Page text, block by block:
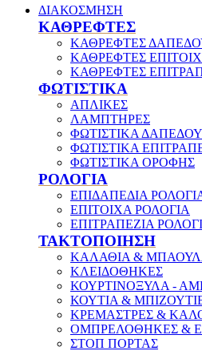
ΔΙΑΚΟΣΜΗΣΗ
ΚΑΘΡΕΦΤΕΣ
ΚΑΘΡΕΦΤΕΣ
ΚΑΘΡΕΦΤΕΣ
ΚΑΘΡΕΦΤΕΣ
ΦΩΤΙΣΤΙΚΑ
ΑΠΛΙΚΕΣ
ΛΑΜΠΤΗΡΕΣ
ΦΩΤΙΣΤΙΚΑ ΔΑΠΕΔΟΥ
ΦΩΤΙΣΤΙΚΑ
ΦΩΤΙΣΤΙΚΑ ΟΡΟΦΗΣ
ΡΟΛΟΓΙΑ
ΕΠΙΔΑΠΕΔΙΑ
ΕΠΙΤΟΙΧΑ ΡΟΛΟΓΙΑ
ΕΠΙΤΡΑΠΕΖΙΑ
ΤΑΚΤΟΠΟΙΗΣΗ
ΚΑΛΑΘΙΑ &
ΚΛΕΙΔΟΘΗΚΕΣ
ΚΟΥΡΤΙΝΟΞΥΛΑ -
ΚΟΥΤΙΑ &
ΚΡΕΜΑΣΤΡΕΣ &
ΟΜΠΡΕΛΟΘΗΚΕΣ &
ΣΤΟΠ ΠΟΡΤΑΣ